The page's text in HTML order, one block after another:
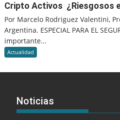
Cripto Activos ¿Riesgosos
Por Marcelo Rodriguez Valentini,
Argentina. ESPECIAL PARA EL
importante...
Actualidad
Noticias